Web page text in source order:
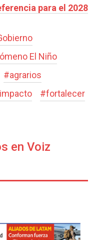
para el 2028
El Niño
#agrarios
impacto #fortalecer
en Voiz